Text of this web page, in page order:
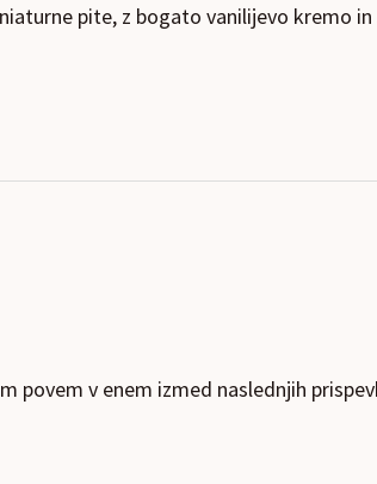
pite, z bogato vanilijevo kremo
povem v enem izmed naslednjih